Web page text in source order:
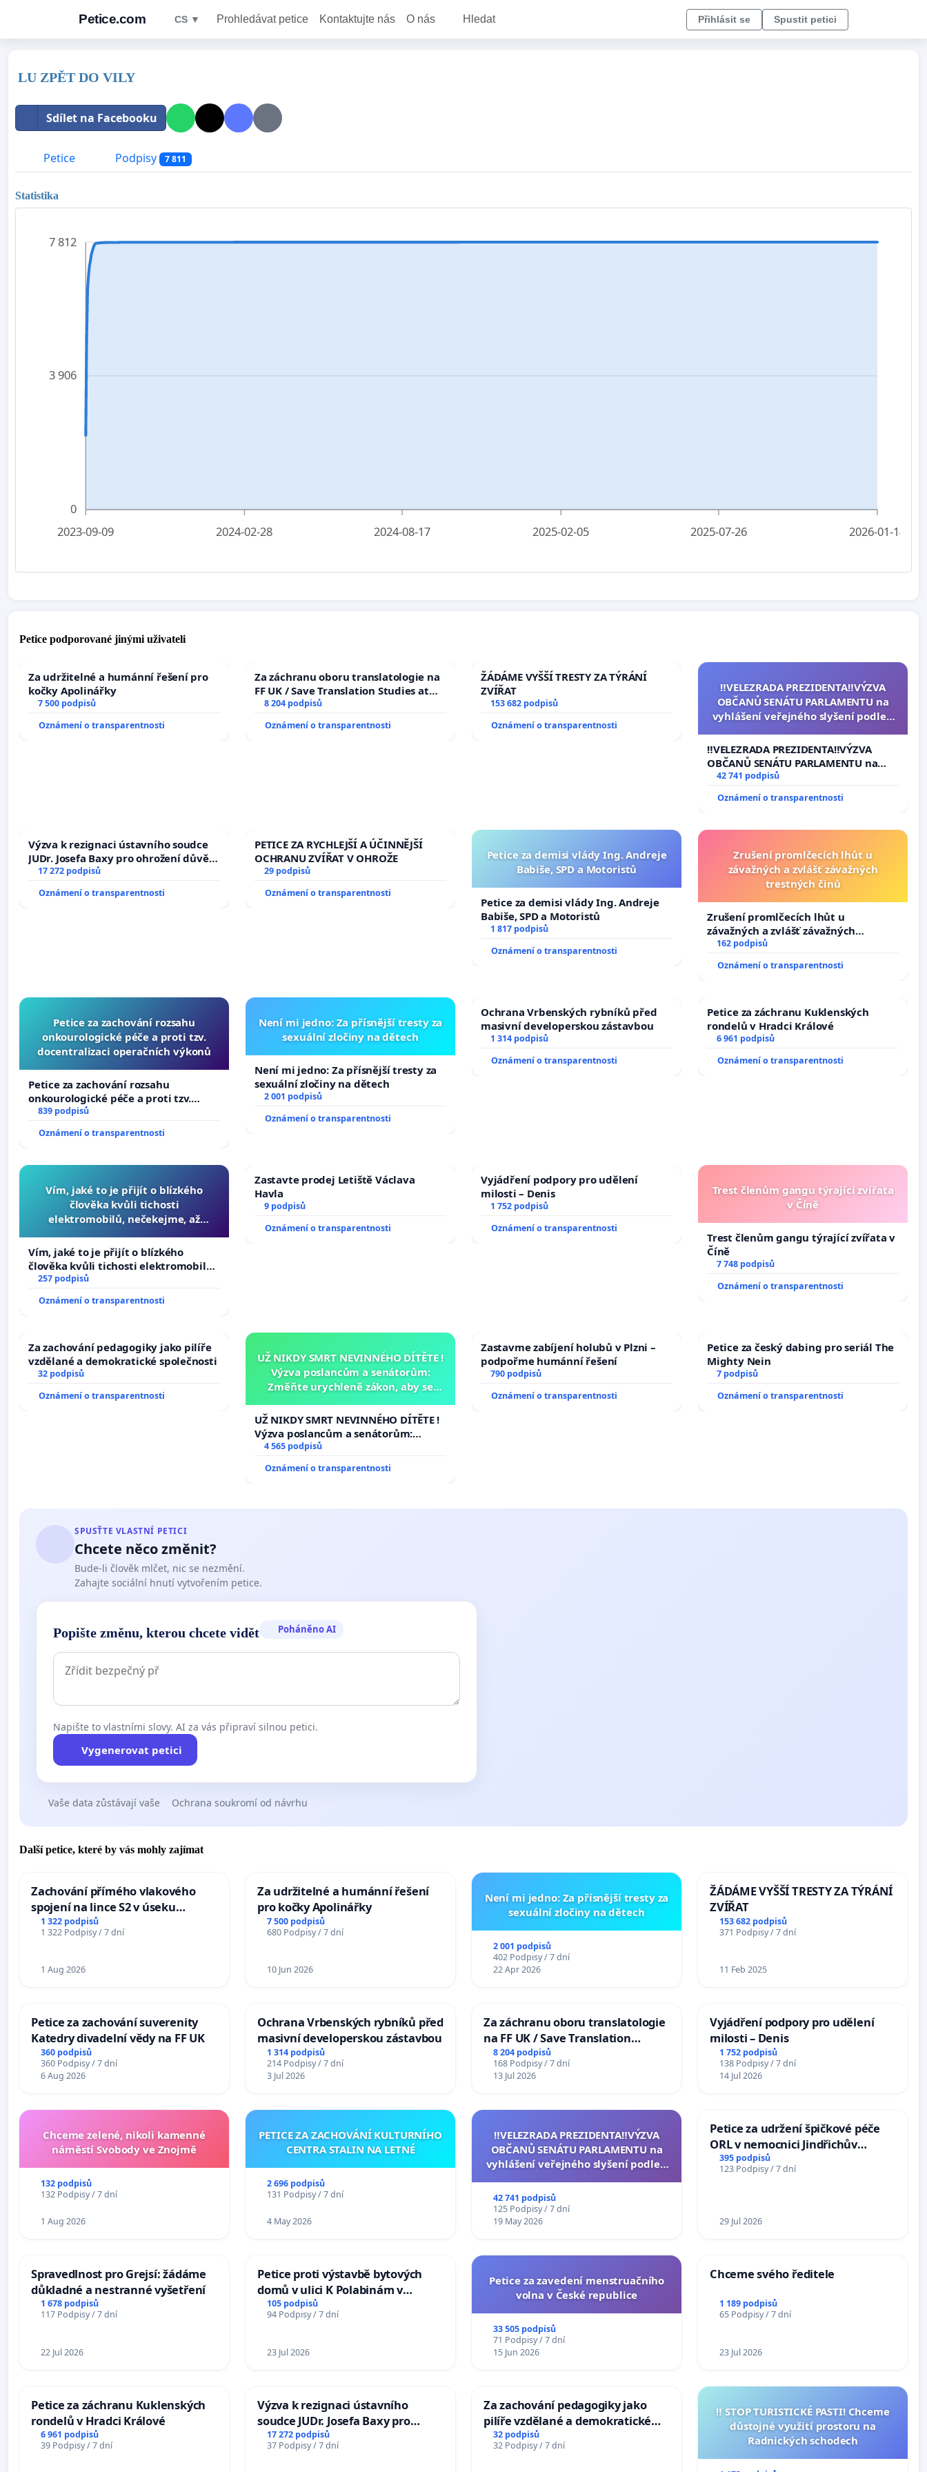
Petice.com CS ▼ Prohledávat petice Kontaktujte nás O nás Hledat Přihlásit se Spustit petici
LU ZPĚT DO VILY
Sdílet na Facebooku
Petice Podpisy 7 811
Statistika
0
3 906
7 812
2023-09-09 2024-02-28 2024-08-17 2025-02-05 2025-07-26 2026-01-14
Petice podporované jinými uživateli
Za udržitelné a humánní řešení pro
kočky Apolinářky
7 500 podpisů
Oznámení o transparentnosti
Za záchranu oboru translatologie na
FF UK / Save Translation Studies at
the Faculty of Arts, Charles
University
8 204 podpisů
Oznámení o transparentnosti
ŽÁDÁME VYŠŠÍ TRESTY ZA TÝRÁNÍ
ZVÍŘAT
153 682 podpisů
Oznámení o transparentnosti
‼️VELEZRADA PREZIDENTA‼️VÝZVA
OBČANŮ SENÁTU PARLAMENTU na
vyhlášení veřejného slyšení podle §
na přijetí usnesení k podání ústavní
žaloby na prezidenta republiky
‼️VELEZRADA PREZIDENTA‼️VÝZVA
OBČANŮ SENÁTU PARLAMENTU na
vyhlášení veřejného slyšení podle §
144 jednacího řádu Senátu k návrhu
na přijetí usnesení k podání ústavní
42 741 podpisů
Oznámení o transparentnosti
Výzva k rezignaci ústavního soudce
JUDr. Josefa Baxy pro ohrožení důvěry
ve spravedlivý proces
17 272 podpisů
Oznámení o transparentnosti
PETICE ZA RYCHLEJŠÍ A ÚČINNĚJŠÍ
OCHRANU ZVÍŘAT V OHROŽE
29 podpisů
Oznámení o transparentnosti
Petice za demisi vlády Ing. Andreje
Babiše, SPD a Motoristů
Petice za demisi vlády Ing. Andreje
Babiše, SPD a Motoristů
1 817 podpisů
Oznámení o transparentnosti
Zrušení promlčecích lhůt u
závažných a zvlášť závažných
trestných činů
Zrušení promlčecích lhůt u
závažných a zvlášť závažných
trestných činů
162 podpisů
Oznámení o transparentnosti
Petice za zachování rozsahu
onkourologické péče a proti tzv.
docentralizaci operačních výkonů
Petice za zachování rozsahu
onkourologické péče a proti tzv.
docentralizaci operačních výkonů
839 podpisů
Oznámení o transparentnosti
Není mi jedno: Za přísnější tresty za
sexuální zločiny na dětech
Není mi jedno: Za přísnější tresty za
sexuální zločiny na dětech
2 001 podpisů
Oznámení o transparentnosti
Ochrana Vrbenských rybníků před
masivní developerskou zástavbou
1 314 podpisů
Oznámení o transparentnosti
Petice za záchranu Kuklenských
rondelů v Hradci Králové
6 961 podpisů
Oznámení o transparentnosti
Vím, jaké to je přijít o blízkého
člověka kvůli tichosti
elektromobilů, nečekejme, až
auta!
Vím, jaké to je přijít o blízkého
člověka kvůli tichosti elektromobilů,
nečekejme, až přibydou další,
zaveďme slyšitelná auta!
257 podpisů
Oznámení o transparentnosti
Zastavte prodej Letiště Václava
Havla
9 podpisů
Oznámení o transparentnosti
Vyjádření podpory pro udělení
milosti – Denis
1 752 podpisů
Oznámení o transparentnosti
Trest členům gangu týrající zvířata
v Číně
Trest členům gangu týrající zvířata v
Číně
7 748 podpisů
Oznámení o transparentnosti
Za zachování pedagogiky jako pilíře
vzdělané a demokratické společnosti
32 podpisů
Oznámení o transparentnosti
UŽ NIKDY SMRT NEVINNÉHO DÍTĚTE !
Výzva poslancům a senátorům:
Změňte urychleně zákon, aby se
opakovat!
UŽ NIKDY SMRT NEVINNÉHO DÍTĚTE !
Výzva poslancům a senátorům:
Změňte urychleně zákon, aby se
tragédie malé Viktorky už nemohla
opakovat!
4 565 podpisů
Oznámení o transparentnosti
Zastavme zabíjení holubů v Plzni –
podpořme humánní řešení
790 podpisů
Oznámení o transparentnosti
Petice za český dabing pro seriál The
Mighty Nein
7 podpisů
Oznámení o transparentnosti
SPUSŤTE VLASTNÍ PETICI
Chcete něco změnit?
Bude-li člověk mlčet, nic se nezmění.
Zahajte sociální hnutí vytvořením petice.
Popište změnu, kterou chcete vidět Poháněno AI
Napište to vlastními slovy. AI za vás připraví silnou petici.
Vygenerovat petici
Vaše data zůstávají vaše Ochrana soukromí od návrhu
Další petice, které by vás mohly zajímat
Zachování přímého vlakového
spojení na lince S2 v úseku
Ostrava – Bohumín – Karviná –
Mosty u Jablunkova
1 322 podpisů
1 322 Podpisy / 7 dní
1 Aug 2026
Za udržitelné a humánní řešení
pro kočky Apolinářky
7 500 podpisů
680 Podpisy / 7 dní
10 Jun 2026
Není mi jedno: Za přísnější tresty za
sexuální zločiny na dětech
2 001 podpisů
402 Podpisy / 7 dní
22 Apr 2026
ŽÁDÁME VYŠŠÍ TRESTY ZA TÝRÁNÍ
ZVÍŘAT
153 682 podpisů
371 Podpisy / 7 dní
11 Feb 2025
Petice za zachování suverenity
Katedry divadelní vědy na FF UK
360 podpisů
360 Podpisy / 7 dní
6 Aug 2026
Ochrana Vrbenských rybníků před
masivní developerskou zástavbou
1 314 podpisů
214 Podpisy / 7 dní
3 Jul 2026
Za záchranu oboru translatologie
na FF UK / Save Translation
Studies at the Faculty of Arts,
Charles University
8 204 podpisů
168 Podpisy / 7 dní
13 Jul 2026
Vyjádření podpory pro udělení
milosti – Denis
1 752 podpisů
138 Podpisy / 7 dní
14 Jul 2026
Chceme zelené, nikoli kamenné
náměstí Svobody ve Znojmě
132 podpisů
132 Podpisy / 7 dní
1 Aug 2026
PETICE ZA ZACHOVÁNÍ KULTURNÍHO
CENTRA STALIN NA LETNÉ
2 696 podpisů
131 Podpisy / 7 dní
4 May 2026
‼️VELEZRADA PREZIDENTA‼️VÝZVA
OBČANŮ SENÁTU PARLAMENTU na
vyhlášení veřejného slyšení podle §
na přijetí usnesení k podání ústavní
žaloby na prezidenta republiky
42 741 podpisů
125 Podpisy / 7 dní
19 May 2026
Petice za udržení špičkové péče
ORL v nemocnici Jindřichův
Hradec
395 podpisů
123 Podpisy / 7 dní
29 Jul 2026
Spravedlnost pro Grejsí: žádáme
důkladné a nestranné vyšetření
1 678 podpisů
117 Podpisy / 7 dní
22 Jul 2026
Petice proti výstavbě bytových
domů v ulici K Polabinám v
Pardubicích
105 podpisů
94 Podpisy / 7 dní
23 Jul 2026
Petice za zavedení menstruačního
volna v České republice
33 505 podpisů
71 Podpisy / 7 dní
15 Jun 2026
Chceme svého ředitele
1 189 podpisů
65 Podpisy / 7 dní
23 Jul 2026
Petice za záchranu Kuklenských
rondelů v Hradci Králové
6 961 podpisů
39 Podpisy / 7 dní
Výzva k rezignaci ústavního
soudce JUDr. Josefa Baxy pro
ohrožení důvěry ve spravedlivý
proces
17 272 podpisů
37 Podpisy / 7 dní
Za zachování pedagogiky jako
pilíře vzdělané a demokratické
společnosti
32 podpisů
32 Podpisy / 7 dní
‼️ STOP TURISTICKÉ PASTI! Chceme
důstojné využití prostoru na
Radnických schodech